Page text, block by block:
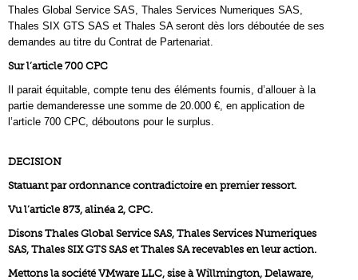
Thales Global Service SAS, Thales Services Numeriques SAS,
Thales SIX GTS SAS et Thales SA seront dès lors déboutée de ses
demandes au titre du Contrat de Partenariat.
Sur l’article 700 CPC
Il parait équitable, compte tenu des éléments fournis, d’allouer à la
partie demanderesse une somme de 20.000 €, en application de
l’article 700 CPC, déboutons pour le surplus.
DECISION
Statuant par ordonnance contradictoire en premier ressort.
Vu l’article 873, alinéa 2, CPC.
Disons Thales Global Service SAS, Thales Services Numeriques
SAS, Thales SIX GTS SAS et Thales SA recevables en leur action.
Mettons la société VMware LLC, sise à Willmington, Delaware,